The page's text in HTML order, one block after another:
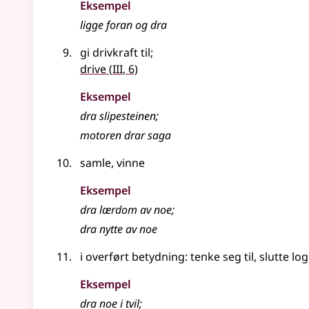
Eksempel
ligge foran ogdra
gi drivkraft til;
drive(3
III, 6)
Eksempel
dra slipesteinen;
motoren drar saga
samle, vinne
Eksempel
dralærdom av noe;
dranytte av noe
i overført betydning: tenke seg til, slutte
Eksempel
dranoe i tvil;